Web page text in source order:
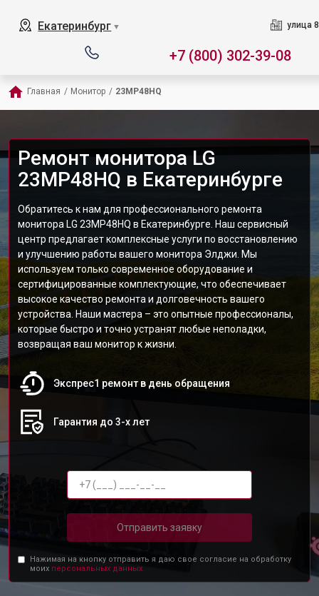
Екатеринбург ▼ улица
+7 (800) 302-39-08
Главная / Монитор / 23MP48HQ
Ремонт монитора LG
23MP48HQ в Екатеринбурге
Обратитесь к нам для профессионального ремонта
монитора LG 23MP48HQ в Екатеринбурге. Наш сервисный
центр предлагает комплексные услуги по восстановлению
и улучшению работы вашего монитора Элджи. Мы
используем только современное оборудование и
сертифицированные комплектующие, что обеспечивает
высокое качество ремонта и долговечность вашего
устройства. Наши мастера – это опытные профессионалы,
которые быстро и точно устранят любые неполадки,
возвращая ваш монитор к жизни.
Экспрес1 ремонт в день обращения
Гарантия до 3-х лет
Отправить заявку
Нажимая на кнопку отправить я даю свое согласие на обработку
моих персональных данных.